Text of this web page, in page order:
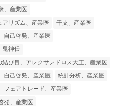
、産業医
アリズム、産業医
干支、産業医
自己啓発、産業医
鬼神伝
び目、アレクサンドロス大王、産業医
自己啓発、産業医
統計分析、産業医
フェアトレード、産業医
発、産業医